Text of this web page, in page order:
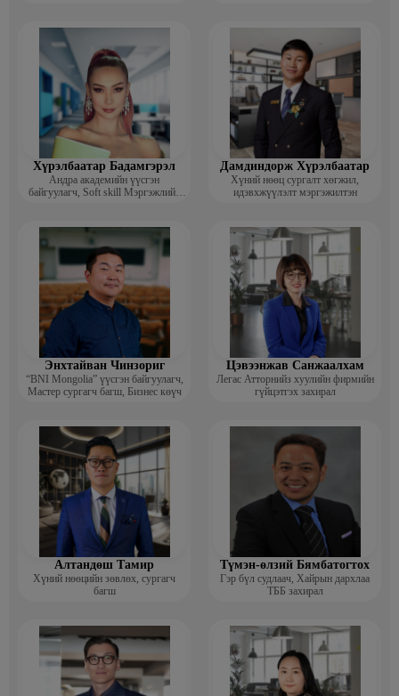
Хүрэлбаатар Бадамгэрэл
Андра академийн үүсгэн
байгуулагч, Soft skill Мэргэжлийн
Дамдиндорж Хүрэлбаатар
Хүний нөөц сургалт хөгжил,
идэвхжүүлэлт мэргэжилтэн
Энхтайван Чинзориг
“BNI Mongolia” үүсгэн байгуулагч,
Мастер сургагч багш, Бизнес көүч
Цэвээнжав Санжаалхам
Легас Атторнийз хуулийн фирмийн
гүйцэтгэх захирал
Алтандөш Тамир
Хүний нөөцийн зөвлөх, сургагч
багш
Түмэн-өлзий Бямбатогтох
Гэр бүл судлаач, Хайрын дархлаа
ТББ захирал